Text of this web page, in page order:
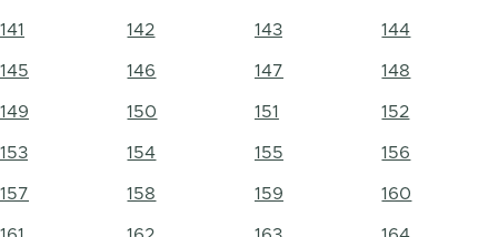
141 142 143 144
145 146 147 148
149 150 151 152
153 154 155 156
157 158 159 160